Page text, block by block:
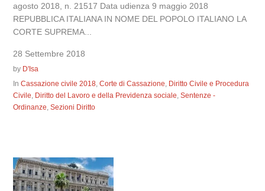
agosto 2018, n. 21517 Data udienza 9 maggio 2018
REPUBBLICA ITALIANA IN NOME DEL POPOLO ITALIANO LA
CORTE SUPREMA...
28 Settembre 2018
by D'Isa
InCassazione civile 2018,Corte di Cassazione, Diritto Civile e Procedura
Civile, Diritto del Lavoro e della Previdenza sociale,Sentenze -
Ordinanze,Sezioni Diritto